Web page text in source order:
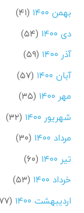
بهمن ۱۴۰۰
(۴۱)
دی ۱۴۰۰
(۵۴)
آذر ۱۴۰۰
(۵۹)
آبان ۱۴۰۰
(۵۷)
مهر ۱۴۰۰
(۳۵)
شهریور ۱۴۰۰
(۳۲)
مرداد ۱۴۰۰
(۳۰)
تیر ۱۴۰۰
(۶۰)
خرداد ۱۴۰۰
(۵۳)
اردیبهشت ۱۴۰۰
(۷۷)